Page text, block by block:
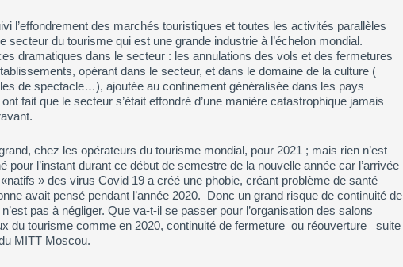
l’effondrement des marchés touristiques et toutes les activités parallèles
secteur du tourisme qui est une grande industrie à l’échelon mondial.
dramatiques dans le secteur : les annulations des vols et des fermetures
opérant dans le secteur, et dans le domaine de la culture (
de spectacle…), ajoutée au confinement généralisée dans les pays
fait que le secteur s’était effondré d’une manière catastrophique jamais
chez les opérateurs du tourisme mondial, pour 2021 ; mais rien n’est
pour l’instant durant ce début de semestre de la nouvelle année car l’arrivée
» des virus Covid 19 a créé une phobie, créant problème de santé
avait pensé pendant l’année 2020. Donc un grand risque de continuité de
pas à négliger. Que va-t-il se passer pour l’organisation des salons
du tourisme comme en 2020, continuité de fermeture ou réouverture suite
MITT Moscou.